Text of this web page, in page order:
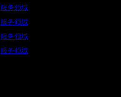
服务领域
服务领域
服务领域
服务领域